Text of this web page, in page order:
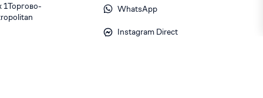
​Торгово-
WhatsApp
Instagram Direct